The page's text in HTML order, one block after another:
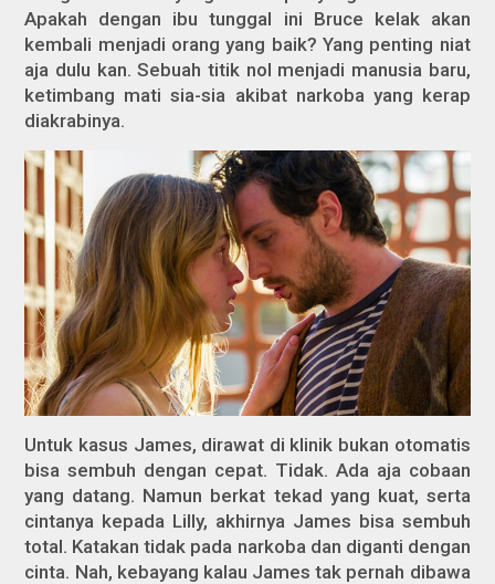
Apakah dengan ibu tunggal ini Bruce kelak akan
kembali menjadi orang yang baik? Yang penting niat
aja dulu kan. Sebuah titik nol menjadi manusia baru,
ketimbang mati sia-sia akibat narkoba yang kerap
diakrabinya.
Untuk kasus James, dirawat di klinik bukan otomatis
bisa sembuh dengan cepat. Tidak. Ada aja cobaan
yang datang. Namun berkat tekad yang kuat, serta
cintanya kepada Lilly, akhirnya James bisa sembuh
total. Katakan tidak pada narkoba dan diganti dengan
cinta. Nah, kebayang kalau James tak pernah dibawa